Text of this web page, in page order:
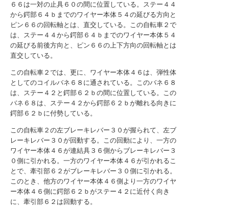
６６は一対の止具６０の間に位置している。ステー４４
から鍔部６４ｂまでのワイヤー本体５４の延びる方向と
ピン６６の回転軸とは、直交している。この自転車２で
は、ステー４４から鍔部６４ｂまでのワイヤー本体５４
の延びる前後方向と、ピン６６の上下方向の回転軸とは
直交している。
この自転車２では、更に、ワイヤー本体４６は、弾性体
としてのコイルバネ６８に通されている。このバネ６８
は、ステー４２と鍔部６２ｂの間に位置している。この
バネ６８は、ステー４２から鍔部６２ｂが離れる向きに
鍔部６２ｂに付勢している。
この自転車２の左ブレーキレバー３０が握られて、左ブ
レーキレバー３０が回動する。この回動により、一方の
ワイヤー本体４６が連結具３６側からブレーキレバー３
０側に引かれる。一方のワイヤー本体４６が引かれるこ
とで、牽引部６２がブレーキレバー３０側に引かれる。
このとき、他方のワイヤー本体４６側より一方のワイヤ
ー本体４６側に鍔部６２ｂがステー４２に近付く向き
に、牽引部６２は回動する。